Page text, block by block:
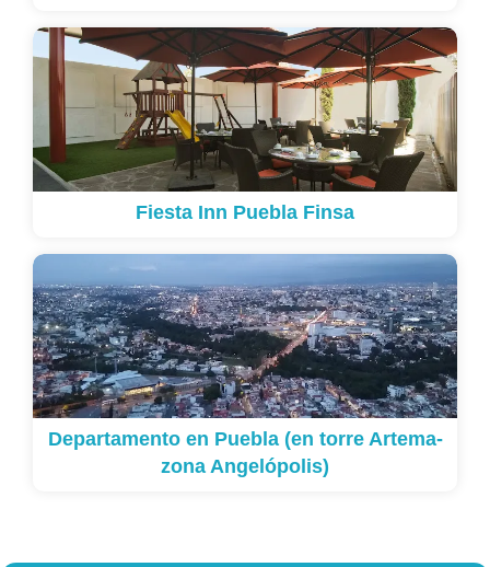
Fiesta Inn Puebla Finsa
Departamento en Puebla (en torre Artema-
zona Angelópolis)